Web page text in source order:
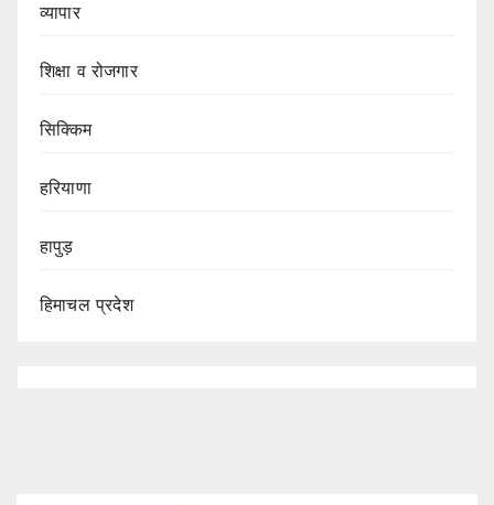
व्यापार
शिक्षा व रोजगार
सिक्किम
हरियाणा
हापुड़
हिमाचल प्रदेश